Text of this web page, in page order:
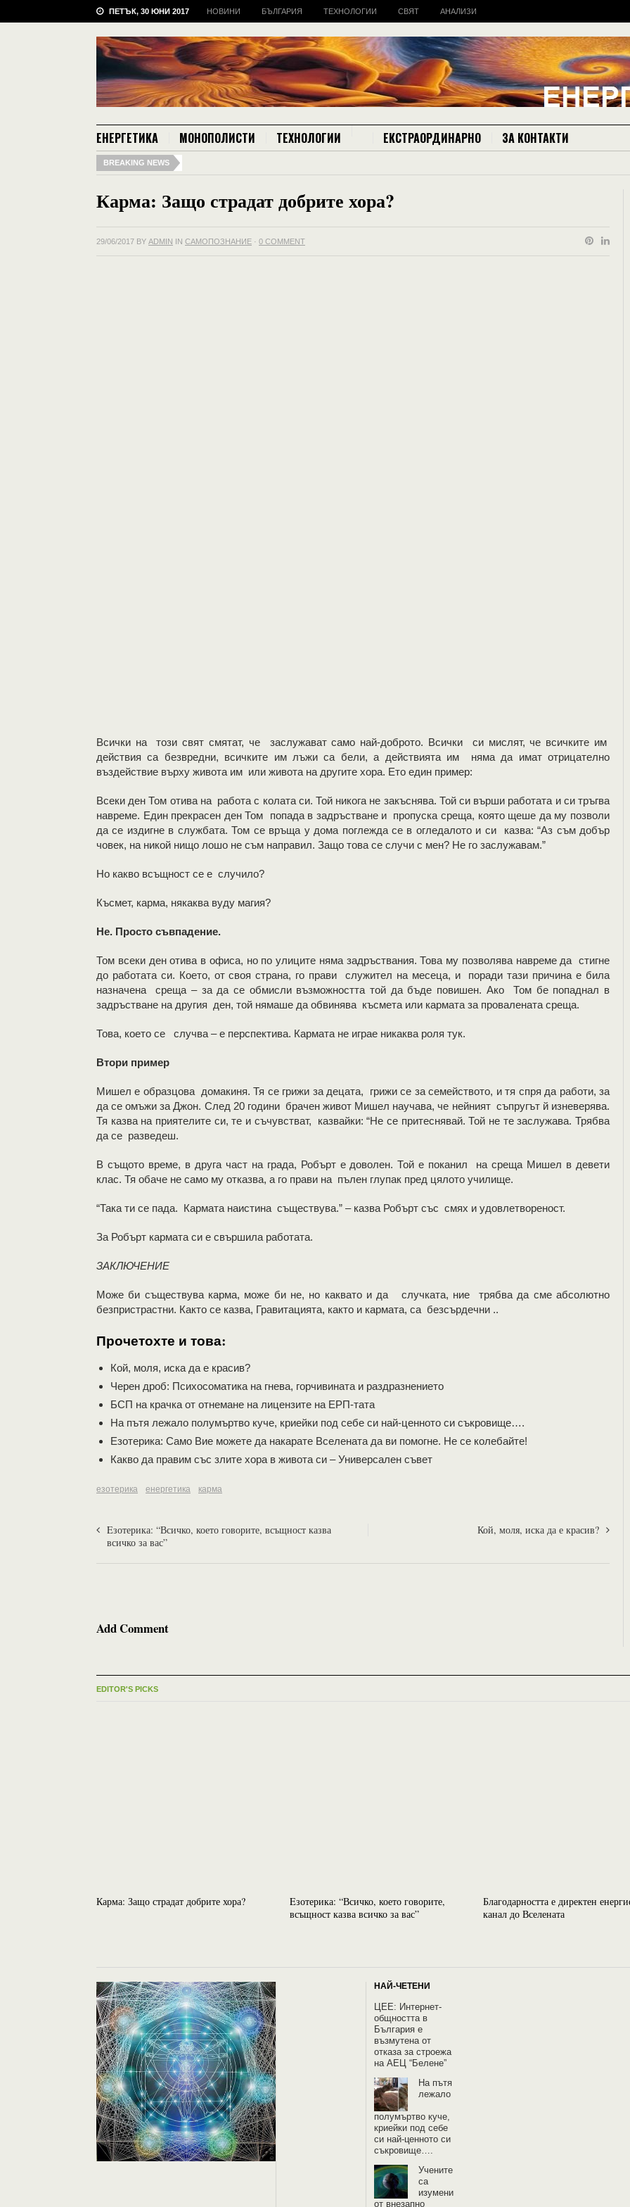
ПЕТЪК, 30 ЮНИ 2017 НОВИНИ БЪЛГАРИЯ ТЕХНОЛОГИИ СВЯТ АНАЛИЗИ
ЕНЕРГЕТИКА МОНОПОЛИСТИ ТЕХНОЛОГИИ ЕКСТРАОРДИНАРНО ЗА КОНТАКТИ
BREAKING NEWS
Карма: Защо страдат добрите хора?
29/06/2017 BY ADMIN IN САМОПОЗНАНИЕ · 0 COMMENT
Всички на този свят смятат, че заслужават само най-доброто. Всички си мислят, че всичките им
действия са безвредни, всичките им лъжи са бели, а действията им няма да имат отрицателно
въздействие върху живота им или живота на другите хора. Ето един пример:
Всеки ден Том отива на работа с колата си. Той никога не закъснява. Той си върши работата и си тръгва
навреме. Един прекрасен ден Том попада в задръстване и пропуска среща, която щеше да му позволи
да се издигне в службата. Том се връща у дома поглежда се в огледалото и си казва: “Аз съм добър
човек, на никой нищо лошо не съм направил. Защо това се случи с мен? Не го заслужавам.”
Но какво всъщност се е случило?
Късмет, карма, някаква вуду магия?
Не. Просто съвпадение.
Том всеки ден отива в офиса, но по улиците няма задръствания. Това му позволява навреме да стигне
до работата си. Което, от своя страна, го прави служител на месеца, и поради тази причина е била
назначена среща – за да се обмисли възможността той да бъде повишен. Ако Том бе попаднал в
задръстване на другия ден, той нямаше да обвинява късмета или кармата за провалената среща.
Това, което се случва – е перспектива. Кармата не играе никаква роля тук.
Втори пример
Мишел е образцова домакиня. Тя се грижи за децата, грижи се за семейството, и тя спря да работи, за
да се омъжи за Джон. След 20 години брачен живот Мишел научава, че нейният съпругът й изневерява.
Тя казва на приятелите си, те и съчувстват, казвайки: “Не се притеснявай. Той не те заслужава. Трябва
да се разведеш.
В същото време, в друга част на града, Робърт е доволен. Той е поканил на среща Мишел в девети
клас. Тя обаче не само му отказва, а го прави на пълен глупак пред цялото училище.
“Така ти се пада. Кармата наистина съществува.” – казва Робърт със смях и удовлетвореност.
За Робърт кармата си е свършила работата.
ЗАКЛЮЧЕНИЕ
Може би съществува карма, може би не, но каквато и да случката, ние трябва да сме абсолютно
безпристрастни. Както се казва, Гравитацията, както и кармата, са безсърдечни ..
Прочетохте и това:
Кой, моля, иска да е красив?
Черен дроб: Психосоматика на гнева, горчивината и раздразнението
БСП на крачка от отнемане на лицензите на ЕРП-тата
На пътя лежало полумъртво куче, криейки под себе си най-ценното си съкровище….
Eзотерика: Само Вие можете да накарате Вселената да ви помогне. Не се колебайте!
Какво да правим със злите хора в живота си – Универсален съвет
езотерика енергетика карма
Eзотерика: “Всичко, което говорите, всъщност казва
всичко за вас”
Кой, моля, иска да е красив?
Add Comment
EDITOR'S PICKS
Карма: Защо страдат добрите хора?
Eзотерика: “Всичко, което говорите,
всъщност казва всичко за вас”
Благодарността е директен
канал до Вселената
НАЙ-ЧЕТЕНИ
ЦЕЕ: Интернет-
общността в
България е
възмутена от
отказа за строежа
на АЕЦ “Белене”
На пътя
лежало
полумъртво куче,
криейки под себе
си най-ценното си
съкровище….
Учените
са
изумени
от внезапно